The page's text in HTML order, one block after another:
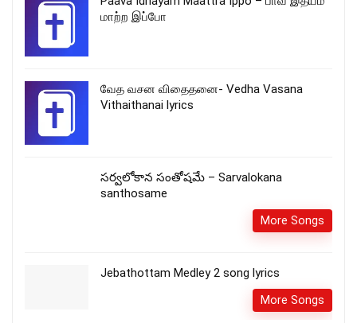
மாற்ற இப்போ
வேத வசன விதைதனை- Vedha Vasana
Vithaithanai lyrics
సర్వలోకాన సంతోషమే – Sarvalokana
santhosame
More Songs
Jebathottam Medley 2 song lyrics
More Songs